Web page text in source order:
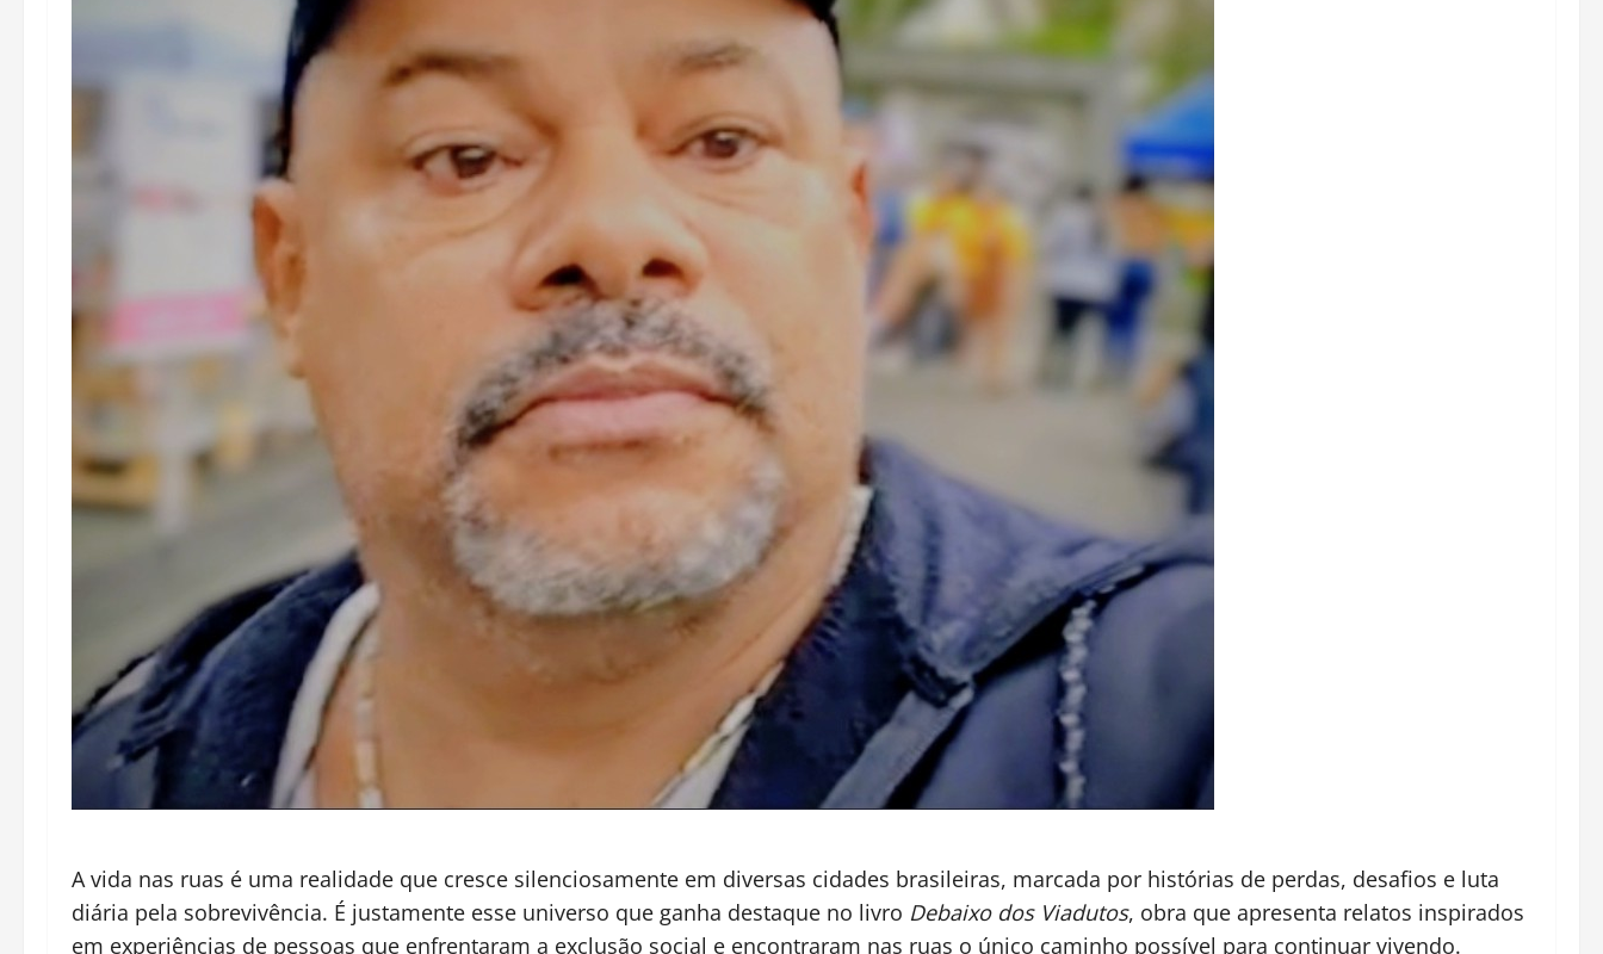
A vida nas ruas é uma realidade que cresce silenciosamente em diversas cidades brasileiras, marcada por histórias de perdas, desafios e luta
diária pela sobrevivência. É justamente esse universo que ganha destaque no livro Debaixo dos Viadutos, obra que apresenta relatos inspirados
em experiências de pessoas que enfrentaram a exclusão social e encontraram nas ruas o único caminho possível para continuar vivendo.